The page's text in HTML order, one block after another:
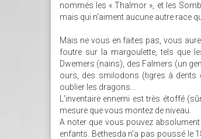
nommés les « Thalmor », et les
mais qui n'aiment aucune autre race
Mais ne vous en faites pas, vous
foutre sur la margoulette, tels que
Dwemers (nains), des Falmers (un
ours, des smilodons (tigres à dents
oublier les dragons...
L'inventaire ennemi est très étoffé
mesure que vous montez de niveau.
A noter que vous pouvez
enfants. Bethesda n'a pas poussé le